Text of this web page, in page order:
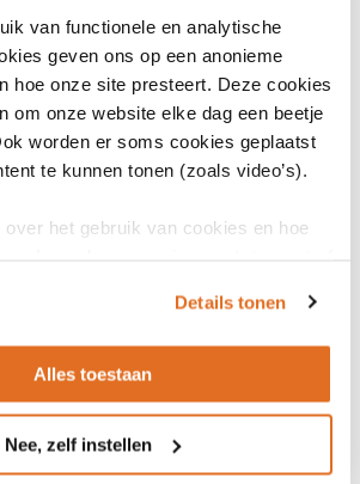
van functionele en analytische
geven ons op een anonieme
hoe onze site presteert. Deze cookies
om onze website elke dag een beetje
worden er soms cookies geplaatst
te kunnen tonen (zoals video’s).
het gebruik van cookies en hoe
Details tonen
Alles toestaan
Nee, zelf instellen
zorg vanuit
Rapportage
de meldkamer
Wegiz
zorg
EHDS